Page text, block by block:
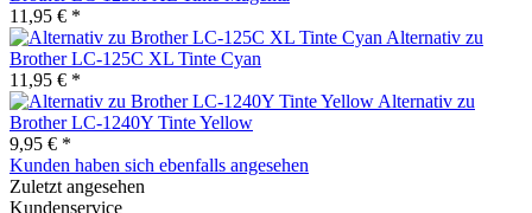
11,95 € *
Alternativ zu
Brother LC-125C XL Tinte Cyan
11,95 € *
Alternativ zu
Brother LC-1240Y Tinte Yellow
9,95 € *
Kunden haben sich ebenfalls angesehen
Zuletzt angesehen
Kundenservice